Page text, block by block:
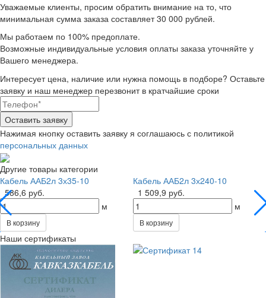
Уважаемые клиенты, просим обратить внимание на то, что
минимальная сумма заказа составляет 30 000 рублей.
Мы работаем по 100% предоплате.
Возможные индивидуальные условия оплаты заказа уточняйте у
Вашего менеджера.
Интересует цена, наличие или нужна помощь в подборе? Оставьте
заявку и наш менеджер перезвонит в кратчайшие сроки
Нажимая кнопку оставить заявку я соглашаюсь с политикой
персональных данных
Другие товары категории
Кабель ААБ2л 3х35-10
586,6 руб.
м
В корзину
Кабель ААБ2л 3х240-10
1 509,9 руб.
м
В корзину
Наши сертификаты